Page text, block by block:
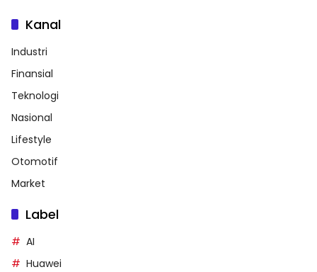
Kanal
Industri
Finansial
Teknologi
Nasional
Lifestyle
Otomotif
Market
Label
AI
Huawei